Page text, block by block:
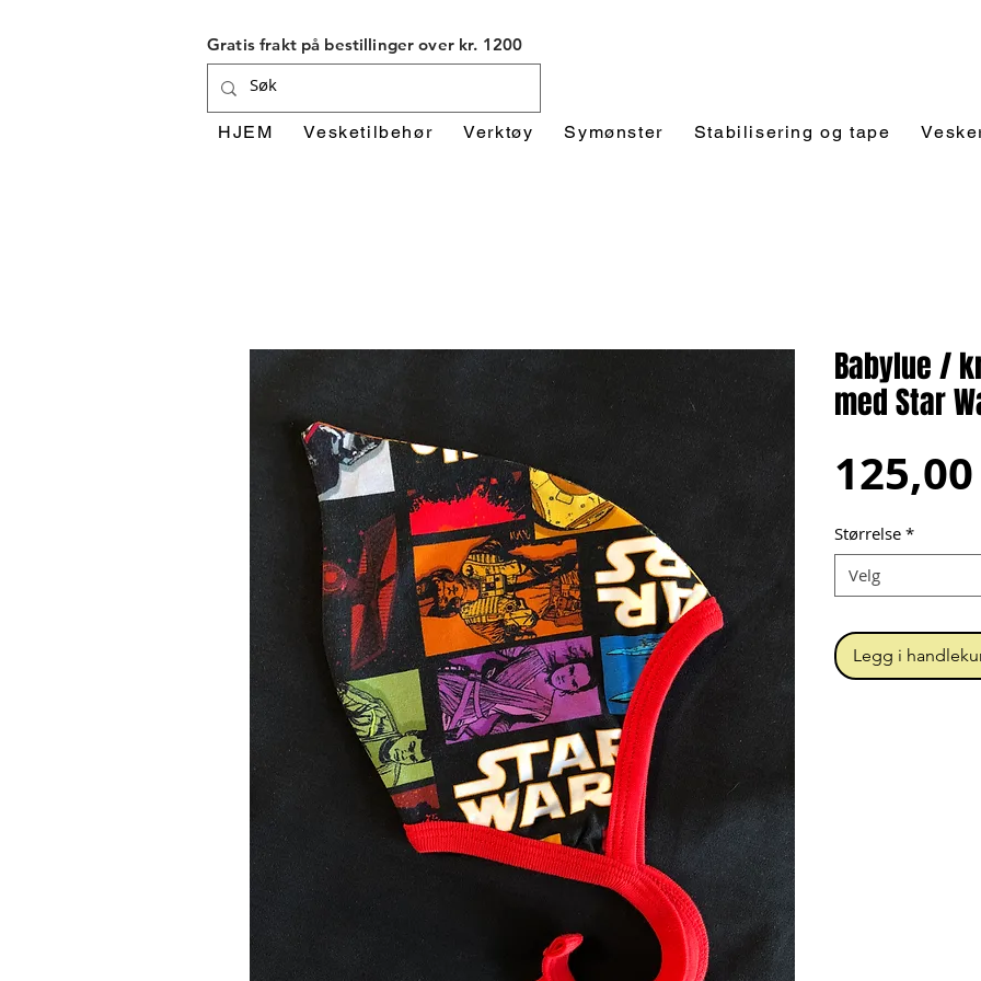
Gratis frakt på bestillinger over kr. 1200
HJEM Vesketilbehør Verktøy Symønster Stabilisering og tape
Babylue /
med Star
Størrelse *
Velg
Legg i